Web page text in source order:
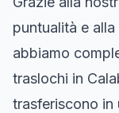
puntualità e
abbiamo
traslochi in
trasferiscono in